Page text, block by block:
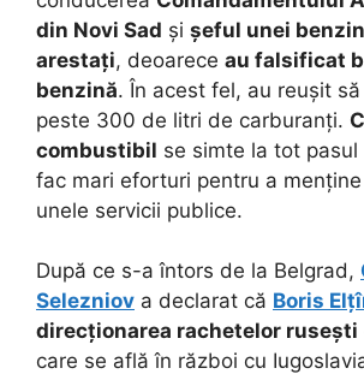
din Novi Sad și șeful unei
arestați, deoarece au falsificat
benzină. În acest fel, au reușit
peste 300 de litri de carburanți.
combustibil se simte la tot
fac mari eforturi pentru a
unele servicii publice.
După ce s-a întors de la Belgrad,
Selezniov a declarat că Boris
direcționarea rachetelor rusești
care se află în război cu